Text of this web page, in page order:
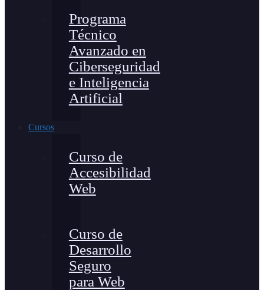
Programa
Técnico
Avanzado en
Ciberseguridad
e Inteligencia
Artificial
Cursos
Curso de
Accesibilidad
Web
Curso de
Desarrollo
Seguro
para Web